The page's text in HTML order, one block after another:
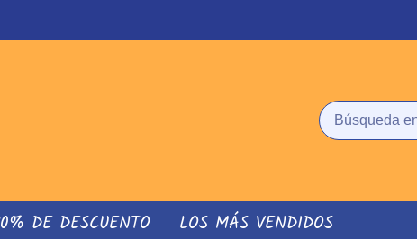
DE DESCUENTO LOS MÁS VENDIDOS